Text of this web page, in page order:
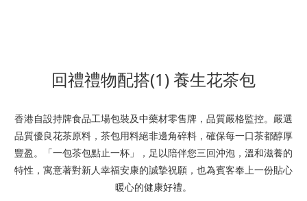
回禮禮物配搭(1) 養生花茶包
香港自設持牌食品工場包裝及中藥材零售牌，品質嚴格監控。嚴選
品質優良花茶原料，茶包用料絕非邊角碎料，確保每一口茶都醇厚
豐盈。「一包茶包點止一杯」，足以陪伴您三回沖泡，溫和滋養的
特性，寓意著對新人幸福安康的誠摯祝願，也為賓客奉上一份貼心
暖心的健康好禮。